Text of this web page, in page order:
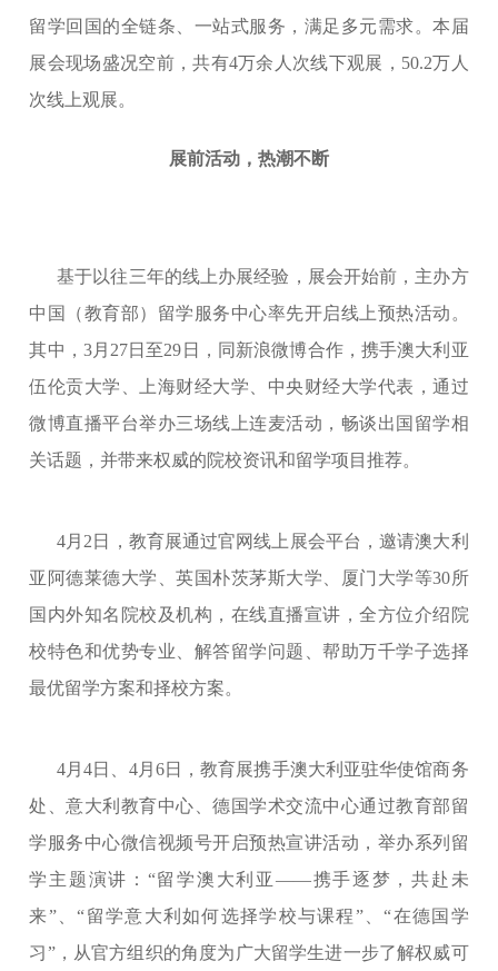
留学回国的全链条、一站式服务，满足多元需求。本届
展会现场盛况空前，共有4万余人次线下观展，50.2万人
次线上观展。
展前活动，热潮不断
基于以往三年的线上办展经验，展会开始前，主办方
中国（教育部）留学服务中心率先开启线上预热活动。
其中，3月27日至29日，同新浪微博合作，携手澳大利亚
伍伦贡大学、上海财经大学、中央财经大学代表，通过
微博直播平台举办三场线上连麦活动，畅谈出国留学相
关话题，并带来权威的院校资讯和留学项目推荐。
4月2日，教育展通过官网线上展会平台，邀请澳大利
亚阿德莱德大学、英国朴茨茅斯大学、厦门大学等30所
国内外知名院校及机构，在线直播宣讲，全方位介绍院
校特色和优势专业、解答留学问题、帮助万千学子选择
最优留学方案和择校方案。
4月4日、4月6日，教育展携手澳大利亚驻华使馆商务
处、意大利教育中心、德国学术交流中心通过教育部留
学服务中心微信视频号开启预热宣讲活动，举办系列留
学主题演讲：“留学澳大利亚——携手逐梦，共赴未
来”、“留学意大利如何选择学校与课程”、“在德国学
习”，从官方组织的角度为广大留学生进一步了解权威可